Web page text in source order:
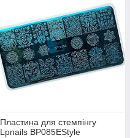
Пластина для стемпінгу
Lpnails BP085EStyle